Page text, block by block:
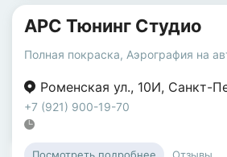
АРС Тюнинг Студио
Полная покраска, Аэрография на
Роменская ул., 10И, Санкт-
+7 (921) 900-19-70
Отзывы